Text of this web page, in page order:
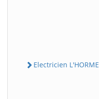
Electricien L'HORME